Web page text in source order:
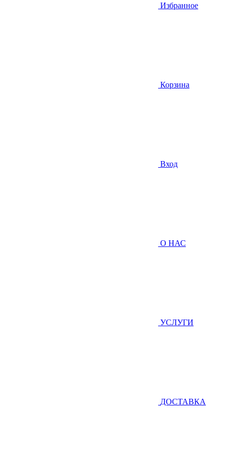
Избранное
Корзина
Вход
О НАС
УСЛУГИ
ДОСТАВКА